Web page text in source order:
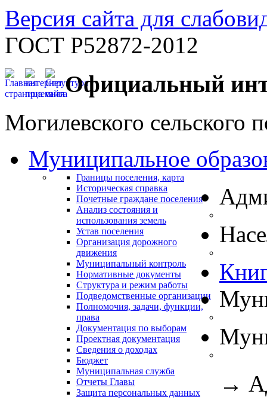
Версия сайта для
ГОСТ Р52872-2012
Официальный
Могилевского сельского
Муниципальное
Границы поселения, карта
Историческая справка
Почетные граждане поселения
Анализ состояния и
использования земель
Устав поселения
Организация дорожного
движения
Муниципальный контроль
Нормативные документы
Структура и режим работы
Подведомственные организации
Полномочия, задачи, функции,
права
Документация по выборам
Проектная документация
Сведения о доходах
Бюджет
Муниципальная служба
Отчеты Главы
Защита персональных данных
→